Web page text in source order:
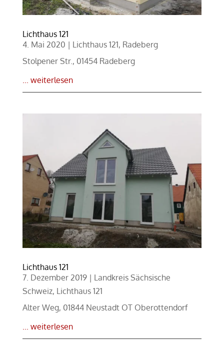
Lichthaus 121
4. Mai 2020 | Lichthaus 121, Radeberg
Stolpener Str., 01454 Radeberg
... weiterlesen
Lichthaus 121
7. Dezember 2019| Landkreis Sächsische
Schweiz, Lichthaus 121
Alter Weg, 01844 Neustadt OT Oberottendorf
... weiterlesen